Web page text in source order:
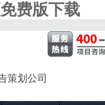
费版下载
策划公司